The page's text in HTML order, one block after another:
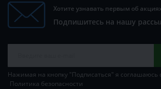
Хотите узнавать первым об
Подпишитесь на нашу
Нажимая на кнопку "Подписаться" я соглашаюсь
Политика безопасности